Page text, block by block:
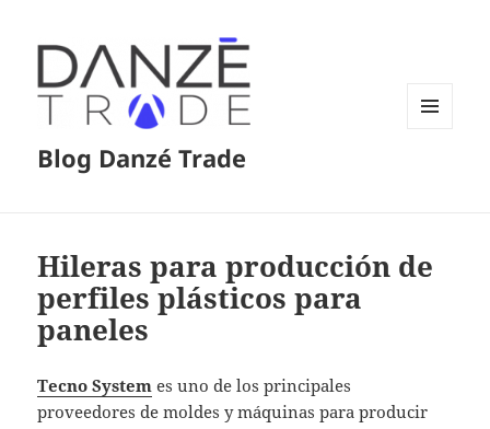
Blog Danzé Trade
Hileras para producción de
perfiles plásticos para
paneles
Tecno System es uno de los principales
proveedores de moldes y máquinas para producir